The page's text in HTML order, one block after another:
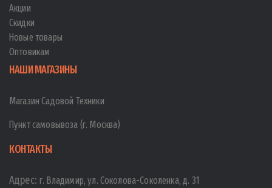
Акции
Скидки
Новые товары
Оптовикам
НАШИ МАГАЗИНЫ
Магазин Садовой Техники
Пункт самовывоза (г. Москва)
КОНТАКТЫ
Адрес:г. Владимир, ул. Соколова-Соколенка, д. 31